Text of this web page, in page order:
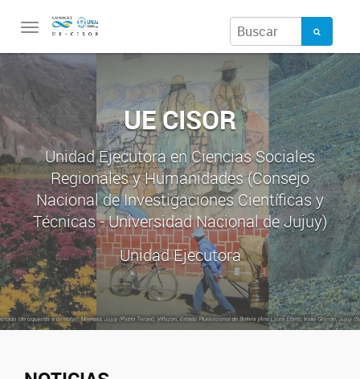
Toggle
UE CISOR
Unidad Ejecutora en Ciencias Sociales
Regionales y Humanidades (Consejo
Nacional de Investigaciones Científicas y
Técnicas - Universidad Nacional de Jujuy)
Unidad Ejecutora